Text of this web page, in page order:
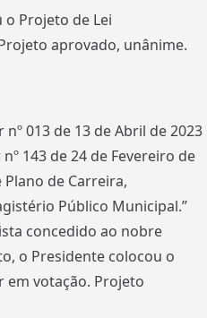
Projeto de Lei
aprovado, unânime.
013 de 13 de Abril de 2023
143 de 24 de Fevereiro de
de Carreira,
Público Municipal.”
concedido ao nobre
o Presidente colocou o
em votação. Projeto